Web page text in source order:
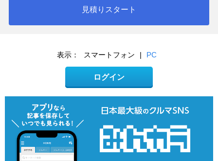
見積りスタート
表示： スマートフォン | PC
ログイン